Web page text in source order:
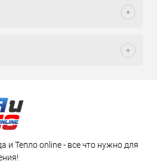
и Тепло online - все что нужно для